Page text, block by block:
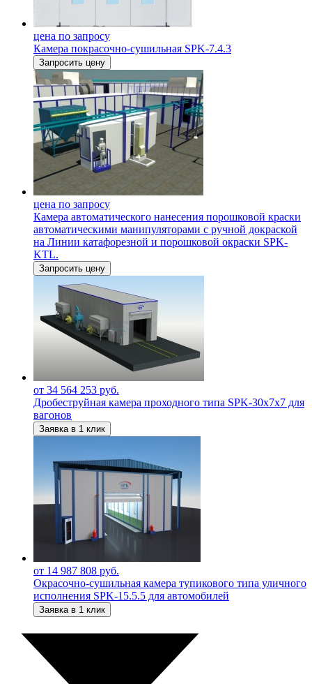
цена по запросу
Камера покрасочно-сушильная SPK-7.4.3
Запросить цену
цена по запросу
Камера автоматического нанесения порошковой краски
автоматическими манипуляторами с ручной докраской
на Линии катафорезной и порошковой окраски SPK-
KTL.
Запросить цену
от 34 564 253 руб.
Дробеструйная камера проходного типа SPK-30х7х7 для
вагонов
Заявка в 1 клик
от 14 987 808 руб.
Окрасочно-сушильная камера тупикового типа уличного
исполнения SPK-15.5.5 для автомобилей
Заявка в 1 клик